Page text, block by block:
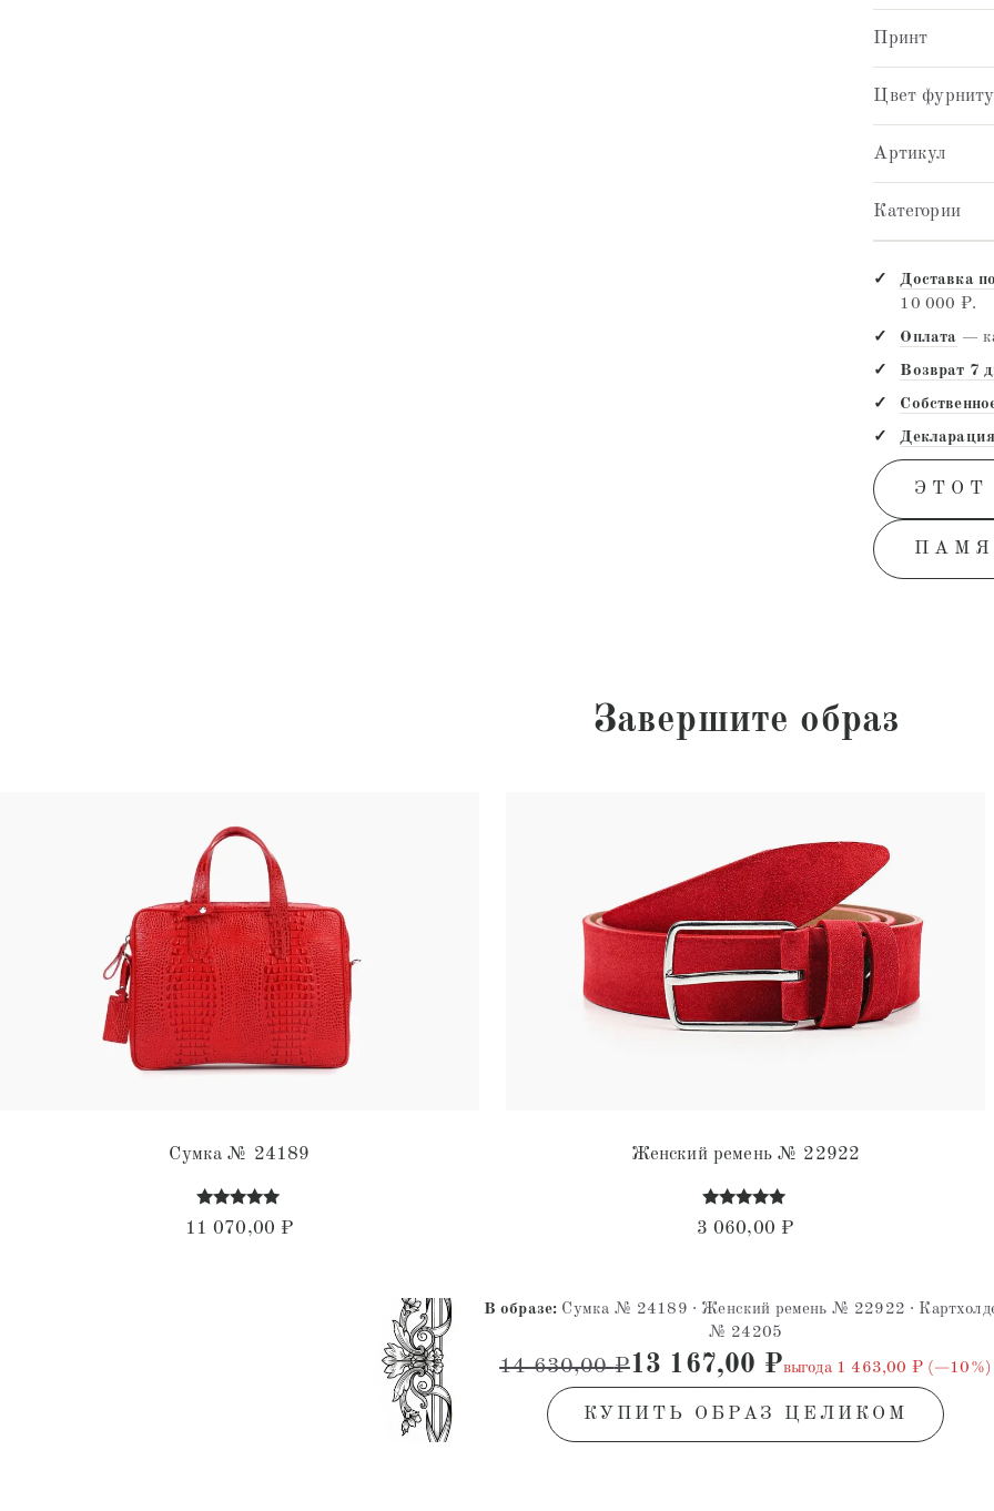
Принт
Цвет
Артикул
Категории
Доставка
10 000 ₽.
Оплата —
Возврат 7
Завершите образ
Сумка № 24189
Оценка
5.00
11 070,00 ₽
Женский ремень № 22922
Оценка
4.85
3 060,00 ₽
В образе: Сумка № 24189 · Женский ремень № 22922 ·
№ 24205
14 630,00₽13 167,00 ₽выгода 1 463,00 ₽ (−10%)
КУПИТЬ ОБРАЗ ЦЕЛИКОМ